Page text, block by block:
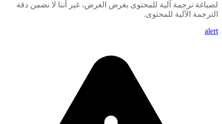
لصياغة ترجمة آلية للمحتوى بغرض العرض، غير أننا لا نضمن دقة
الترجمة الآلية للمحتوى.
alert